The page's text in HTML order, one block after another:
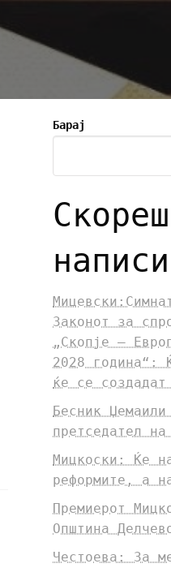
Барај
написи
Законот за
„Скопје –
2028 година“:
ќе се
Бесник
претседател
Мицкоски: Ќе
реформите, а
Премиерот
Општина
Честоева: За